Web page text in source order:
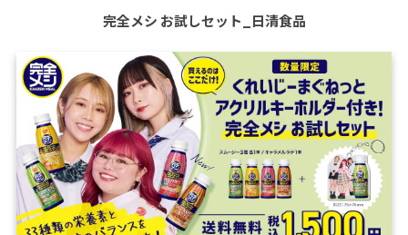
完全メシ お試しセット_日清食品